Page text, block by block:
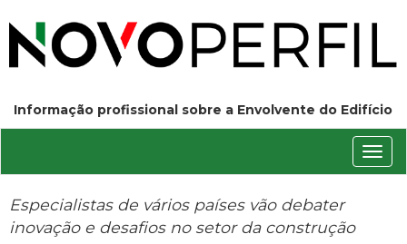
Informação profissional sobre a Envolvente do Edifício
Especialistas de vários países vão debater
inovação e desafios no setor da construção